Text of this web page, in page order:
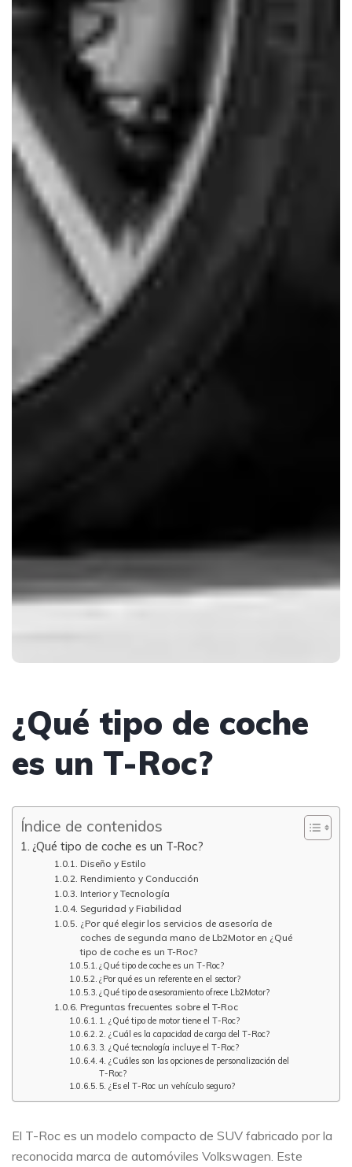
¿Qué tipo de coche
es un T-Roc?
Índice de contenidos
¿Qué tipo de coche es un T-Roc?
Diseño y Estilo
Rendimiento y Conducción
Interior y Tecnología
Seguridad y Fiabilidad
¿Por qué elegir los servicios de asesoría de
coches de segunda mano de Lb2Motor en ¿Qué
tipo de coche es un T-Roc?
¿Qué tipo de coche es un T-Roc?
¿Por qué es un referente en el sector?
¿Qué tipo de asesoramiento ofrece Lb2Motor?
Preguntas frecuentes sobre el T-Roc
1. ¿Qué tipo de motor tiene el T-Roc?
2. ¿Cuál es la capacidad de carga del T-Roc?
3. ¿Qué tecnología incluye el T-Roc?
4. ¿Cuáles son las opciones de personalización del
T-Roc?
5. ¿Es el T-Roc un vehículo seguro?
El T-Roc es un modelo compacto de SUV fabricado por la
reconocida marca de automóviles Volkswagen. Este